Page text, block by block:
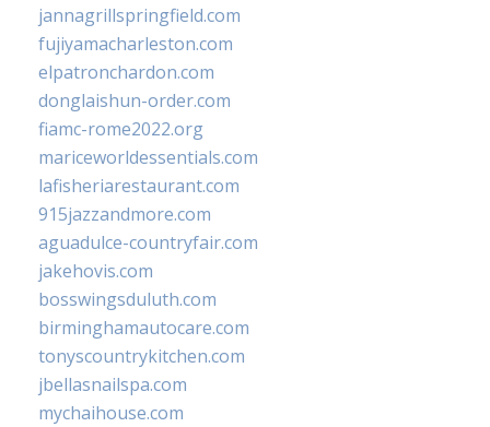
jannagrillspringfield.com
fujiyamacharleston.com
elpatronchardon.com
donglaishun-order.com
fiamc-rome2022.org
mariceworldessentials.com
lafisheriarestaurant.com
915jazzandmore.com
aguadulce-countryfair.com
jakehovis.com
bosswingsduluth.com
birminghamautocare.com
tonyscountrykitchen.com
jbellasnailspa.com
mychaihouse.com